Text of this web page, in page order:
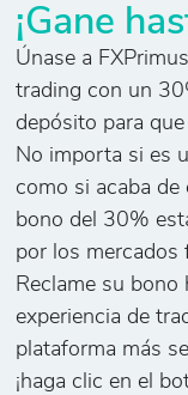
¡Gane
Únase a
trading con un
depósito para
No importa si es
como si acaba de
bono del 30%
por los mercados
Reclame su
experiencia de
plataforma más
¡haga clic en el